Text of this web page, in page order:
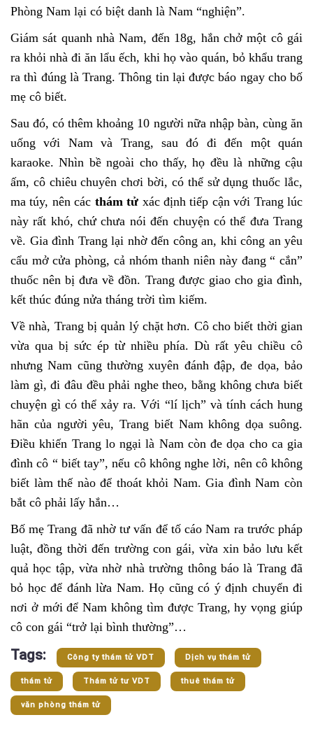
Phòng Nam lại có biệt danh là Nam “nghiện”.
Giám sát quanh nhà Nam, đến 18g, hắn chở một cô gái
ra khỏi nhà đi ăn lẩu ếch, khi họ vào quán, bỏ khẩu trang
ra thì đúng là Trang. Thông tin lại được báo ngay cho bố
mẹ cô biết.
Sau đó, có thêm khoảng 10 người nữa nhập bàn, cùng ăn
uống với Nam và Trang, sau đó đi đến một quán
karaoke. Nhìn bề ngoài cho thấy, họ đều là những cậu
ấm, cô chiêu chuyên chơi bời, có thể sử dụng thuốc lắc,
ma túy, nên các thám tử xác định tiếp cận với Trang lúc
này rất khó, chứ chưa nói đến chuyện có thể đưa Trang
về. Gia đình Trang lại nhờ đến công an, khi công an yêu
cẩu mở cửa phòng, cả nhóm thanh niên này đang “ cắn”
thuốc nên bị đưa về đồn. Trang được giao cho gia đình,
kết thúc đúng nửa tháng trời tìm kiếm.
Về nhà, Trang bị quản lý chặt hơn. Cô cho biết thời gian
vừa qua bị sức ép từ nhiều phía. Dù rất yêu chiều cô
nhưng Nam cũng thường xuyên đánh đập, đe dọa, bảo
làm gì, đi đâu đều phải nghe theo, bằng không chưa biết
chuyện gì có thể xảy ra. Với “lí lịch” và tính cách hung
hãn của người yêu, Trang biết Nam không dọa suông.
Điều khiến Trang lo ngại là Nam còn đe dọa cho ca gia
đình cô “ biết tay”, nếu cô không nghe lời, nên cô không
biết làm thế nào để thoát khỏi Nam. Gia đình Nam còn
bắt cô phải lấy hắn…
Bố mẹ Trang đã nhờ tư vấn để tố cáo Nam ra trước pháp
luật, đồng thời đến trường con gái, vừa xin bảo lưu kết
quả học tập, vừa nhờ nhà trường thông báo là Trang đã
bỏ học để đánh lừa Nam. Họ cũng có ý định chuyển đi
nơi ở mới để Nam không tìm được Trang, hy vọng giúp
cô con gái “trở lại bình thường”…
Tags: Công ty thám tử VDT Dịch vụ thám tử
thám tử Thám tử tư VDT thuê thám tử
văn phòng thám tử